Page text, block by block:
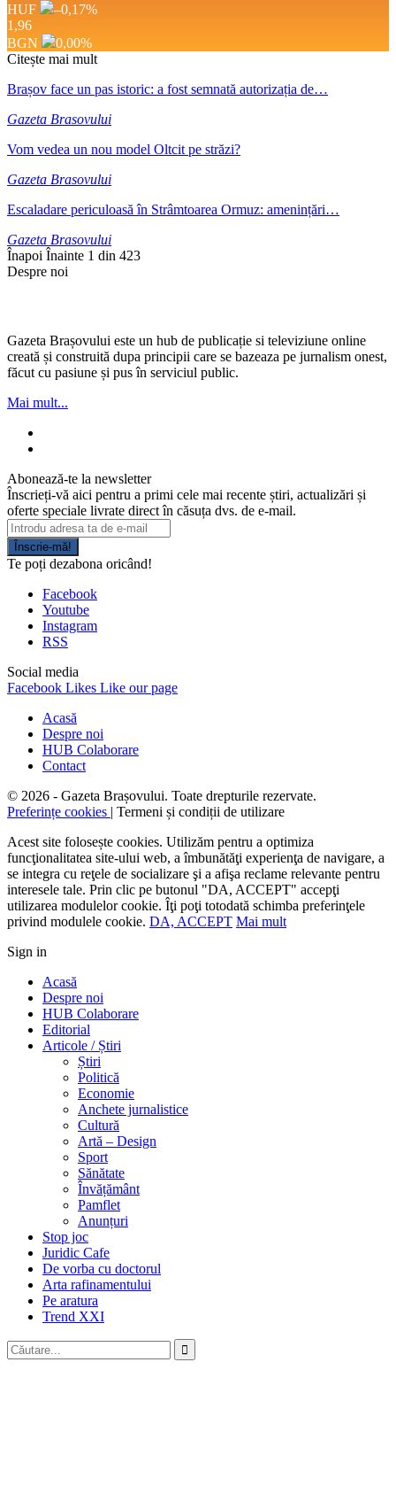
HUF
–0,17%
1,96
BGN
0,00%
Citește mai mult
Brașov face un pas istoric: a fost semnată autorizația de…
Gazeta Brasovului
Vom vedea un nou model Oltcit pe străzi?
Gazeta Brasovului
Escaladare periculoasă în Strâmtoarea Ormuz: amenințări…
Gazeta Brasovului
Înapoi Înainte 1 din 423
Despre noi
Gazeta Brașovului este un hub de publicație si televiziune online
creată și construită dupa principii care se bazeaza pe jurnalism onest,
făcut cu pasiune și pus în serviciul public.
Mai mult...
Abonează-te la newsletter
Înscrieți-vă aici pentru a primi cele mai recente știri, actualizări și
oferte speciale livrate direct în căsuța dvs. de e-mail.
Înscrie-mă!
Te poți dezabona oricând!
Facebook
Youtube
Instagram
RSS
Social media
Facebook Likes Like our page
Acasă
Despre noi
HUB Colaborare
Contact
© 2026 - Gazeta Brașovului. Toate drepturile rezervate.
Preferințe cookies | Termeni și condiții de utilizare
Acest site folosește cookies. Utilizăm pentru a optimiza
funcţionalitatea site-ului web, a îmbunătăţi experienţa de navigare, a
se integra cu reţele de socializare şi a afişa reclame relevante pentru
interesele tale. Prin clic pe butonul "DA, ACCEPT" accepţi
utilizarea modulelor cookie. Îţi poţi totodată schimba preferinţele
privind modulele cookie. DA, ACCEPT Mai mult
Sign in
Acasă
Despre noi
HUB Colaborare
Editorial
Articole / Știri
Știri
Politică
Economie
Anchete jurnalistice
Cultură
Artă – Design
Sport
Sănătate
Învățământ
Pamflet
Anunțuri
Stop joc
Juridic Cafe
De vorba cu doctorul
Arta rafinamentului
Pe aratura
Trend XXI